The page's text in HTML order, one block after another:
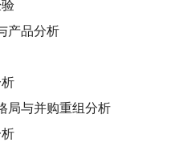
产品分析
局与并购重组分析